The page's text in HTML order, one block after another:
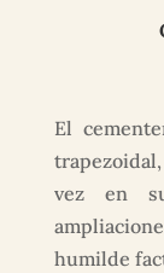
El
vez en
humilde